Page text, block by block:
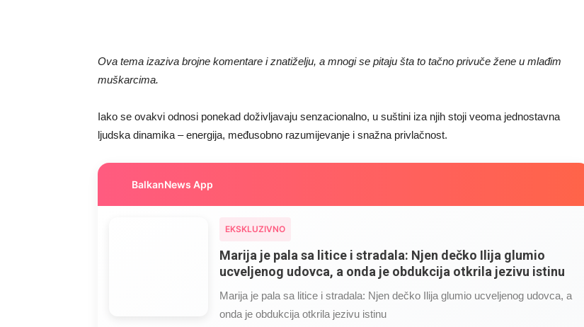
Ova tema izaziva brojne komentare i znatiželju, a mnogi se pitaju šta to tačno privuče žene u mlađim
muškarcima.
Iako se ovakvi odnosi ponekad doživljavaju senzacionalno, u suštini iza njih stoji veoma jednostavna
ljudska dinamika – energija, međusobno razumijevanje i snažna privlačnost.
BalkanNews App
EKSKLUZIVNO
Marija je pala sa litice i stradala: Njen dečko Ilija glumio
ucveljenog udovca, a onda je obdukcija otkrila jezivu istinu
Marija je pala sa litice i stradala: Njen dečko Ilija glumio ucveljenog udovca, a
onda je obdukcija otkrila jezivu istinu